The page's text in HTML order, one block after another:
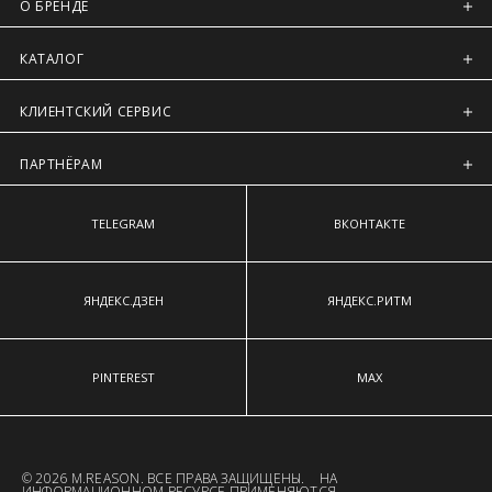
О БРЕНДЕ
КАТАЛОГ
КЛИЕНТСКИЙ СЕРВИС
ПАРТНЁРАМ
TELEGRAM ВКОНТАКТЕ
ЯНДЕКС.ДЗЕН ЯНДЕКС.РИТМ
PINTEREST MAX
© 2026 M.REASON. ВСЕ ПРАВА ЗАЩИЩЕНЫ. НА